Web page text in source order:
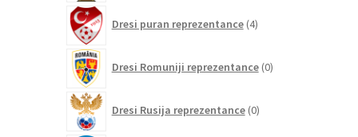
Dresi puran reprezentance 4izdelki
Dresi Romuniji reprezentance 0izdelkov
Dresi Rusija reprezentance 0izdelkov